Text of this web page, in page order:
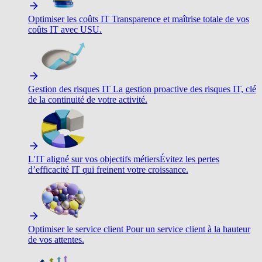
Optimiser les coûts IT Transparence et maîtrise totale de vos
coûts IT avec USU.
Gestion des risques IT La gestion proactive des risques IT, clé
de la continuité de votre activité.
L'IT aligné sur vos objectifs métiersÉvitez les pertes
d’efficacité IT qui freinent votre croissance.
Optimiser le service client Pour un service client à la hauteur
de vos attentes.